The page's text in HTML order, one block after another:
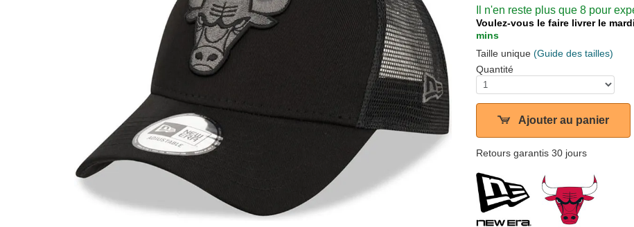
Il n'en reste plus que 8 pour
Voulez-vous le faire livrer le
mins
Taille unique (Guide des tailles)
Quantité
Ajouter au panier
Retours garantis 30 jours